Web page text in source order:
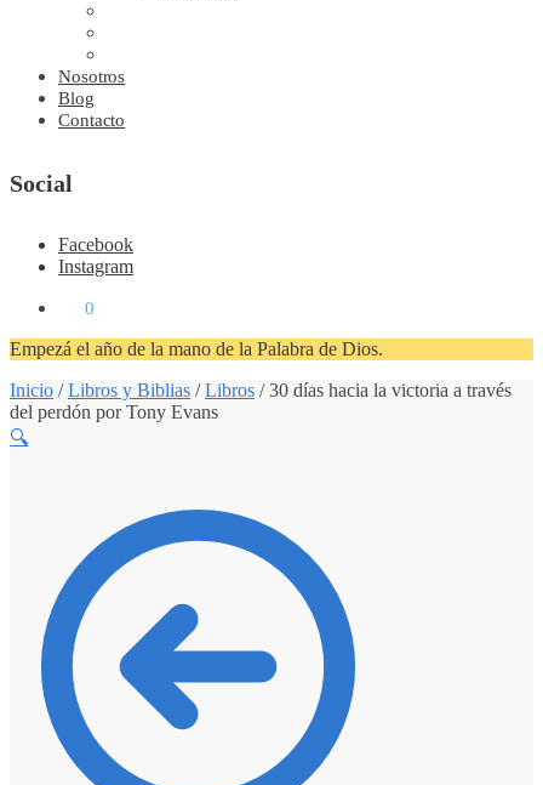
Nosotros
Blog
Contacto
Social
Facebook
Instagram
0
Empezá el año de la mano de la Palabra de Dios.
Inicio /Libros y Biblias /Libros /30 días hacia la victoria a través
del perdón por Tony Evans
🔍